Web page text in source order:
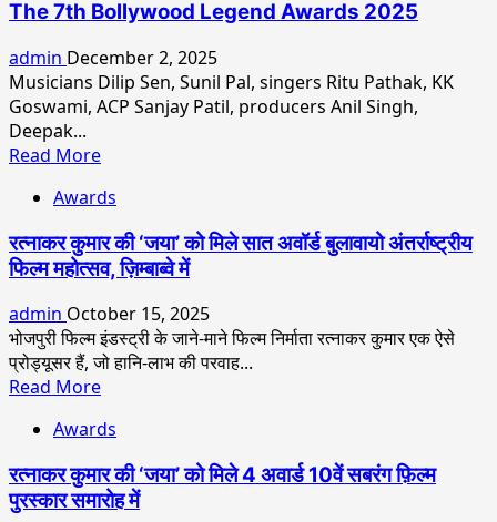
In
Kolkata
Received
Ratan
Award
In
The 7th Bollywood Legend Awards 2025
admin December 2, 2025
Musicians Dilip Sen, Sunil Pal, singers Ritu Pathak, KK
Goswami, ACP Sanjay Patil, producers Anil Singh,
Deepak...
Read MoreRead
about
Krishna
Chouhan
Organized
The
7th
Bollywood
Legend
2025
Awards
रत्नाकर कुमार की ‘जया’ को मिले सात अवॉर्ड बुलावायो अंतर्राष्ट्रीय
फिल्म महोत्सव, ज़िम्बाब्वे में
admin October 15, 2025
भोजपुरी फिल्म इंडस्ट्री के जाने-माने फिल्म निर्माता रत्नाकर कुमार एक ऐसे
प्रोड्यूसर हैं, जो हानि-लाभ की परवाह...
Read MoreRead
about
रत्नाकर
कुमार
की
Awards
रत्नाकर कुमार की ‘जया’ को मिले 4 अवार्ड 10वें सबरंग फ़िल्म
पुरस्कार समारोह में